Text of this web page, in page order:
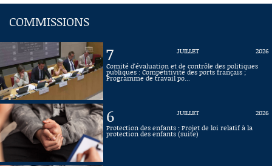
EN DIRECT
À LA DEMANDE
RECHERCHE
AIDE À LA DÉCOUPE
DE VIDÉOS
Questions au Gouvernement
Commissions
Évènements
Connaissance, Histoire
COMMISSIONS
7 JUILLET
2026
Comité d'évaluation et de contrôle des politiques
publiques : Compétitivité des ports français ;
Programme de travail po...
6 JUILLET
2026
Protection des enfants : Projet de loi relatif à la
protection des enfants (suite)